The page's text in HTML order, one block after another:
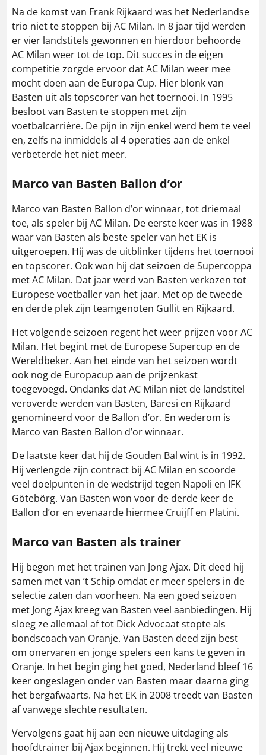
Na de komst van Frank Rijkaard was het Nederlandse
trio niet te stoppen bij AC Milan. In 8 jaar tijd werden
er vier landstitels gewonnen en hierdoor behoorde
AC Milan weer tot de top. Dit succes in de eigen
competitie zorgde ervoor dat AC Milan weer mee
mocht doen aan de Europa Cup. Hier blonk van
Basten uit als topscorer van het toernooi. In 1995
besloot van Basten te stoppen met zijn
voetbalcarrière. De pijn in zijn enkel werd hem te veel
en, zelfs na inmiddels al 4 operaties aan de enkel
verbeterde het niet meer.
Marco van Basten Ballon d’or
Marco van Basten Ballon d’or winnaar, tot driemaal
toe, als speler bij AC Milan. De eerste keer was in 1988
waar van Basten als beste speler van het EK is
uitgeroepen. Hij was de uitblinker tijdens het toernooi
en topscorer. Ook won hij dat seizoen de Supercoppa
met AC Milan. Dat jaar werd van Basten verkozen tot
Europese voetballer van het jaar. Met op de tweede
en derde plek zijn teamgenoten Gullit en Rijkaard.
Het volgende seizoen regent het weer prijzen voor AC
Milan. Het begint met de Europese Supercup en de
Wereldbeker. Aan het einde van het seizoen wordt
ook nog de Europacup aan de prijzenkast
toegevoegd. Ondanks dat AC Milan niet de landstitel
veroverde werden van Basten, Baresi en Rijkaard
genomineerd voor de Ballon d’or. En wederom is
Marco van Basten Ballon d’or winnaar.
De laatste keer dat hij de Gouden Bal wint is in 1992.
Hij verlengde zijn contract bij AC Milan en scoorde
veel doelpunten in de wedstrijd tegen Napoli en IFK
Götebörg. Van Basten won voor de derde keer de
Ballon d’or en evenaarde hiermee Cruijff en Platini.
Marco van Basten als trainer
Hij begon met het trainen van Jong Ajax. Dit deed hij
samen met van ’t Schip omdat er meer spelers in de
selectie zaten dan voorheen. Na een goed seizoen
met Jong Ajax kreeg van Basten veel aanbiedingen. Hij
sloeg ze allemaal af tot Dick Advocaat stopte als
bondscoach van Oranje. Van Basten deed zijn best
om onervaren en jonge spelers een kans te geven in
Oranje. In het begin ging het goed, Nederland bleef 16
keer ongeslagen onder van Basten maar daarna ging
het bergafwaarts. Na het EK in 2008 treedt van Basten
af vanwege slechte resultaten.
Vervolgens gaat hij aan een nieuwe uitdaging als
hoofdtrainer bij Ajax beginnen. Hij trekt veel nieuwe